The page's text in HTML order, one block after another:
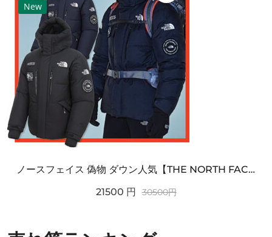
New
ノースフェイス 偽物 ダウン人気【THE NORTH FACE】M'S 7 SUMMIT HIM...
21500 円 30500円